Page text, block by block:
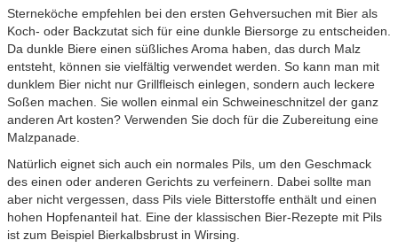
Sterneköche empfehlen bei den ersten Gehversuchen mit Bier als
Koch- oder Backzutat sich für eine dunkle Biersorge zu entscheiden.
Da dunkle Biere einen süßliches Aroma haben, das durch Malz
entsteht, können sie vielfältig verwendet werden. So kann man mit
dunklem Bier nicht nur Grillfleisch einlegen, sondern auch leckere
Soßen machen. Sie wollen einmal ein Schweineschnitzel der ganz
anderen Art kosten? Verwenden Sie doch für die Zubereitung eine
Malzpanade.
Natürlich eignet sich auch ein normales Pils, um den Geschmack
des einen oder anderen Gerichts zu verfeinern. Dabei sollte man
aber nicht vergessen, dass Pils viele Bitterstoffe enthält und einen
hohen Hopfenanteil hat. Eine der klassischen Bier-Rezepte mit Pils
ist zum Beispiel Bierkalbsbrust in Wirsing.